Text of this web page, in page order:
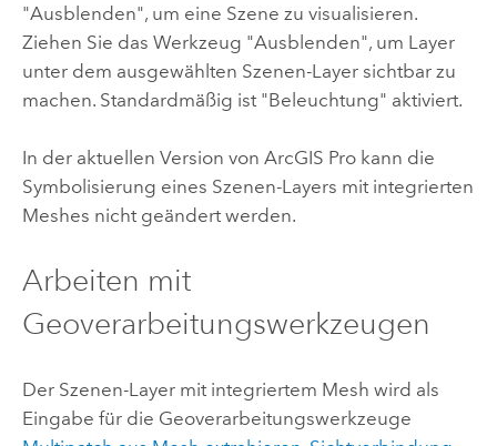
"Ausblenden", um eine Szene zu visualisieren.
Ziehen Sie das Werkzeug "Ausblenden", um Layer
unter dem ausgewählten Szenen-Layer sichtbar zu
machen. Standardmäßig ist "Beleuchtung" aktiviert.
In der aktuellen Version von ArcGIS Prokann die
Symbolisierung eines Szenen-Layers mit integrierten
Meshes nicht geändert werden.
Arbeiten mit
Geoverarbeitungswerkzeugen
Der Szenen-Layer mit integriertem Mesh wird als
Eingabe für die Geoverarbeitungswerkzeuge